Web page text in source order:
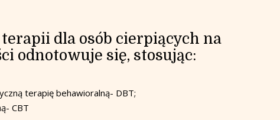
dla osób cierpiących na
odnotowuje się, stosując:
terapię behawioralną- DBT;
CBT